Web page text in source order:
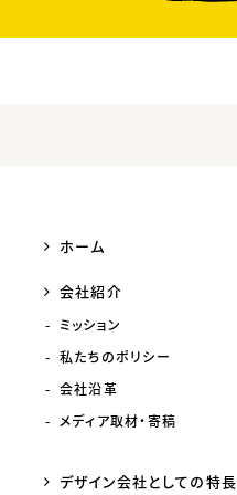
ホーム
会社紹介
ミッション
私たちのポリシー
会社沿革
メディア取材・寄稿
デザイン会社としての特長